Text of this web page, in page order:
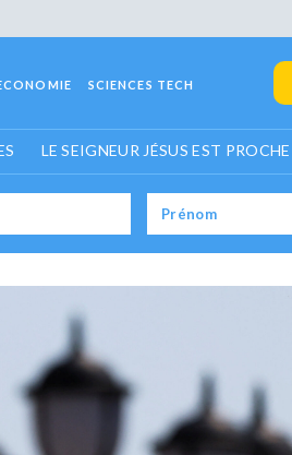
SCIENCES TECH
LE SEIGNEUR JÉSUS EST PROCHE